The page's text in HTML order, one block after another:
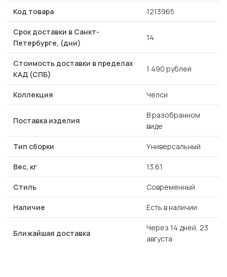
Код товара 1213965
Срок доставки в Санкт-
Петербурге, (дни)
14
Стоимость доставки в пределах
КАД (СПБ)
1 490 рублей
Коллекция Челси
Поставка изделия
В разобранном
виде
Тип сборки Универсальный
Вес, кг 13.61
Стиль Современный
Наличие Есть в наличии
Ближайшая доставка
Через 14 дней, 23
августа